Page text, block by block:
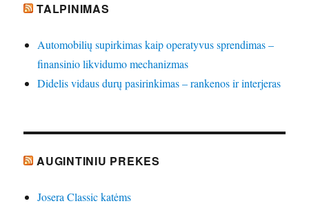
TALPINIMAS
Automobilių supirkimas kaip operatyvus sprendimas –
finansinio likvidumo mechanizmas
Didelis vidaus durų pasirinkimas – rankenos ir interjeras
AUGINTINIU PREKES
Josera Classic katėms